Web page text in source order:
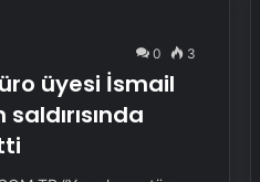
0 3
üyesi İsmail